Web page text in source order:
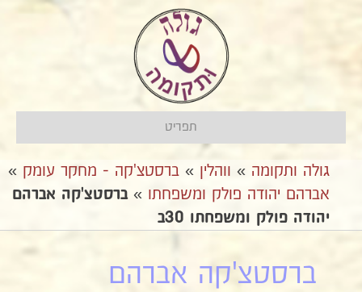
תפריט
גולה ותקומה » ווהלין » ברסטצ'קה - מחקר עומק »
אברהם יהודה פולק ומשפחתו »ברסטצ'קה אברהם
יהודה פולק ומשפחתו 30ב
ברסטצ'קה אברהם